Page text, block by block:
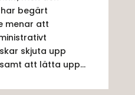
begärt
menar att
skjuta upp
att lätta upp...